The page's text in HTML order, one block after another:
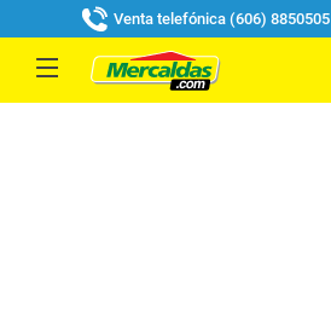
Venta telefónica (606) 8850505